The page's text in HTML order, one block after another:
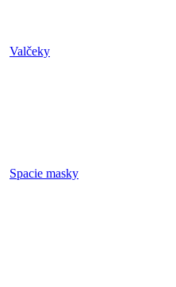
Valčeky
Spacie masky